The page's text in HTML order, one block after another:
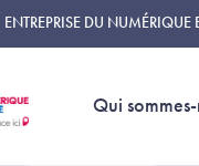
ENTREPRISE DU NUMÉRIQUE
Qui